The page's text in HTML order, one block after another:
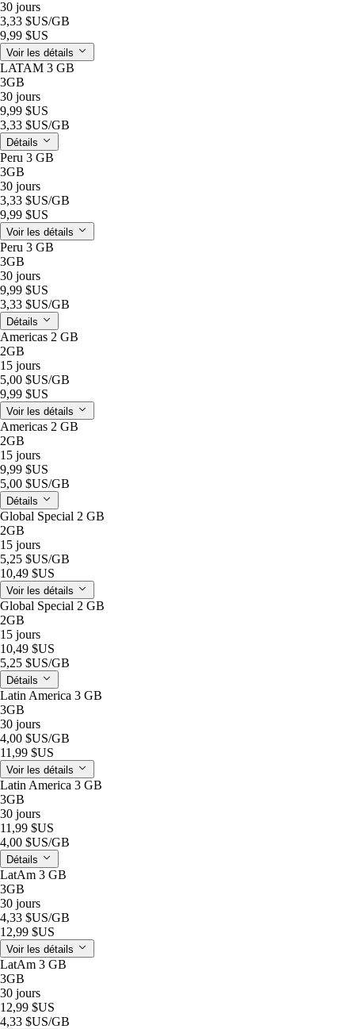
30 jours
3,33 $US/GB
9,99 $US
Voir les détails
LATAM 3 GB
3GB
30 jours
9,99 $US
3,33 $US/GB
Détails
Peru 3 GB
3GB
30 jours
3,33 $US/GB
9,99 $US
Voir les détails
Peru 3 GB
3GB
30 jours
9,99 $US
3,33 $US/GB
Détails
Americas 2 GB
2GB
15 jours
5,00 $US/GB
9,99 $US
Voir les détails
Americas 2 GB
2GB
15 jours
9,99 $US
5,00 $US/GB
Détails
Global Special 2 GB
2GB
15 jours
5,25 $US/GB
10,49 $US
Voir les détails
Global Special 2 GB
2GB
15 jours
10,49 $US
5,25 $US/GB
Détails
Latin America 3 GB
3GB
30 jours
4,00 $US/GB
11,99 $US
Voir les détails
Latin America 3 GB
3GB
30 jours
11,99 $US
4,00 $US/GB
Détails
LatAm 3 GB
3GB
30 jours
4,33 $US/GB
12,99 $US
Voir les détails
LatAm 3 GB
3GB
30 jours
12,99 $US
4,33 $US/GB